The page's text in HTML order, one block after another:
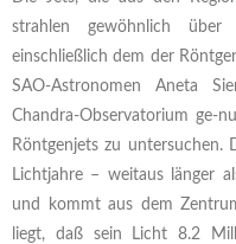
strahlen gewöhnlich über
einschließlich dem der
SAO-Astronomen Aneta
Chandra-Observatorium ge-
Röntgenjets zu untersuchen.
Lichtjahre – weitaus länger
und kommt aus dem
liegt, daß sein Licht 8.2